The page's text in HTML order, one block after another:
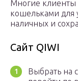
Многие клиенты
кошельками для
наличных и
Сайт QIWI
Выбрать на